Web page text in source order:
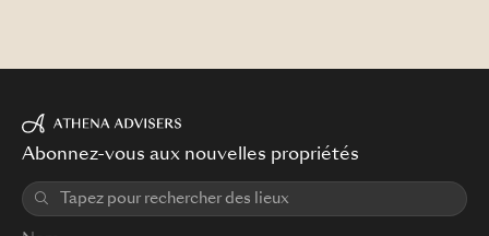
Abonnez-vous aux nouvelles propriétés